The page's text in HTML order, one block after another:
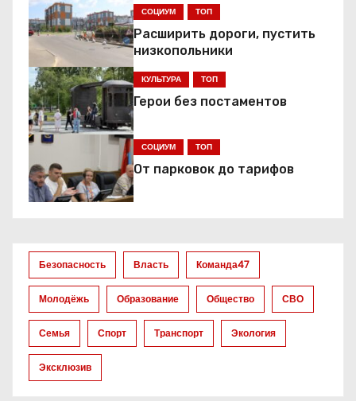
г
а
ц
и
я
п
з
а
п
и
с
СОЦИУМ ТОП
Расширить дороги, пустить
низкопольники
КУЛЬТУРА ТОП
Герои без постаментов
СОЦИУМ ТОП
От парковок до тарифов
Безопасность Власть Команда47
Молодёжь Образование Общество СВО
Семья Спорт Транспорт Экология
Эксклюзив